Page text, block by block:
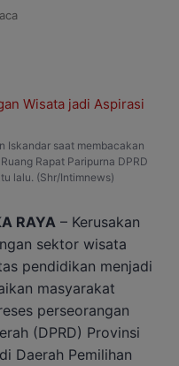
Iskandar saat membacakan
Rapat Paripurna DPRD
lalu. (Shr/Intimnews)
RAYA – Kerusakan
sektor wisata
pendidikan menjadi
masyarakat
perseorangan
(DPRD) Provinsi
Daerah Pemilihan